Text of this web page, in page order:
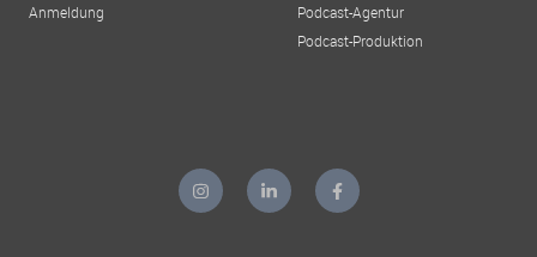
Anmeldung
Podcast-Agentur
Podcast-Produktion